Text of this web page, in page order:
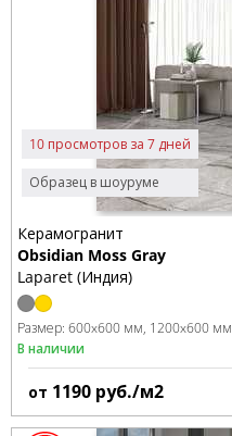
Образец в шоуруме
10 просмотров за 7 дней
Керамогранит
Obsidian Moss Gray
Laparet (Индия)
Размер: 600x600 мм 1200x600 мм
В наличии
от 1190 руб./м2